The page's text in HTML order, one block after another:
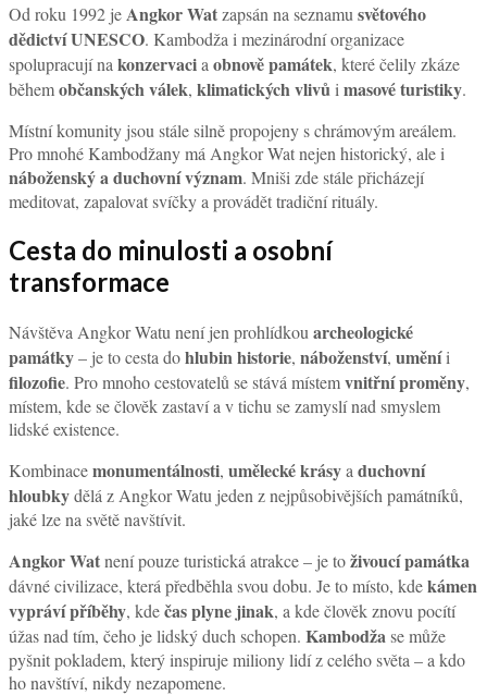
Od roku 1992 jeAngkor Watzapsán na seznamusvětového
dědictví UNESCO. Kambodža i mezinárodní organizace
spolupracují nakonzervaciaobnově památek, které čelily zkáze
běhemobčanských válek, klimatických vlivůimasové turistiky.
Místní komunity jsou stále silně propojeny s chrámovým areálem.
Pro mnohé Kambodžany má Angkor Wat nejen historický, ale i
náboženský a duchovní význam. Mniši zde stále přicházejí
meditovat, zapalovat svíčky a provádět tradiční rituály.
Cesta do minulosti a osobní
transformace
Návštěva Angkor Watu není jen prohlídkouarcheologické
památky– je to cesta dohlubin historie, náboženství, uměníi
filozofie. Pro mnoho cestovatelů se stává místemvnitřní proměny,
místem, kde se člověk zastaví a v tichu se zamyslí nad smyslem
lidské existence.
Kombinacemonumentálnosti, umělecké krásyaduchovní
hloubkydělá z Angkor Watu jeden z nejpůsobivějších památníků,
jaké lze na světě navštívit.
Angkor Watnení pouze turistická atrakce – je toživoucí památka
dávné civilizace, která předběhla svou dobu. Je to místo, kdekámen
vypráví příběhy, kdečas plyne jinak, a kde člověk znovu pocítí
úžas nad tím, čeho je lidský duch schopen. Kambodžase může
pyšnit pokladem, který inspiruje miliony lidí z celého světa – a kdo
ho navštíví, nikdy nezapomene.